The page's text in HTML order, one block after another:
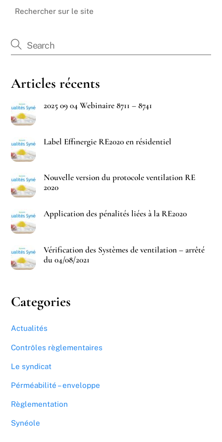
Rechercher sur le site
Articles récents
2025 09 04 Webinaire 8711 – 8741
Label Effinergie RE2020 en résidentiel
Nouvelle version du protocole ventilation RE
2020
Application des pénalités liées à la RE2020
Vérification des Systèmes de ventilation – arrêté
du 04/08/2021
Categories
Actualités
Contrôles règlementaires
Le syndicat
Pérméabilité – enveloppe
Règlementation
Synéole